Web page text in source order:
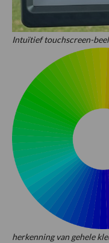
Intuïtief touchscreen-
herkenning van gehele